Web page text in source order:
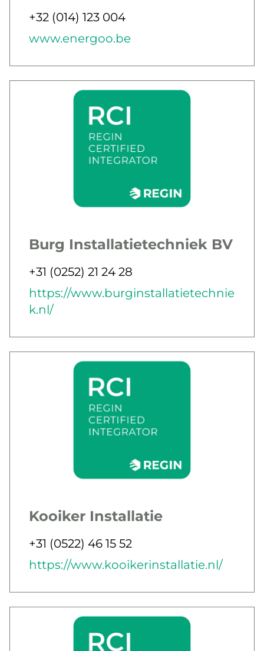
Jobbar som
Telefon
+32 (014) 123 004
E-post
Webb
www.energoo.be
Burg Installatietechniek BV
Jobbar som
Telefon
+31 (0252) 21 24 28
E-post
Webb
https://www.burginstallatietechnie
k.nl/
Kooiker Installatie
Jobbar som
Telefon
+31 (0522) 46 15 52
E-post
Webb
https://www.kooikerinstallatie.nl/